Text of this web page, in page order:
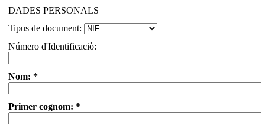
DADES PERSONALS
Tipus de document:
Número d'Identificaciò:
Nom: *
Primer cognom: *